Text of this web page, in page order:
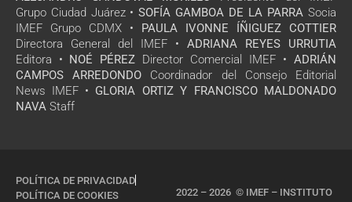
Grupo Ciudad Juárez • SOFÍA GAMBOA DE LA PARRA Socia
IMEF Grupo CDMX • PAULA IVONNE ÍÑIGUEZ COTTIER
Directora General del IMEF • ADRIANA REYES URRUTIA
Editora • NOÉ PÉREZ Director Comercial IMEF • ADRIÁN
CAMPOS ARREDONDO Coordinador del Consejo Editorial
News IMEF • GLORIA ORTIZ Y FRANCISCO MALDONADO
NAVA Staff
2022 – 2026 © IMEF – INSTITUTO
POLÍTICA DE PRIVACIDAD
POLÍTICA DE COOKIES